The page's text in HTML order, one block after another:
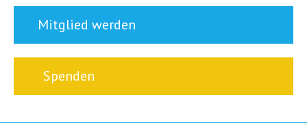
Mitglied werden
Spenden